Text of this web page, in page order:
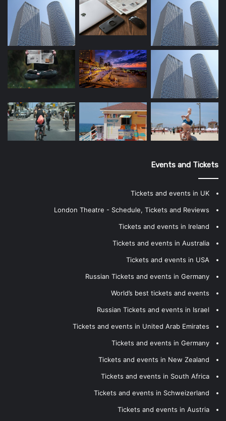
Events and Tickets
Tickets and events in UK
London Theatre - Schedule, Tickets and Reviews
Tickets and events in Ireland
Tickets and events in Australia
Tickets and events in USA
Russian Tickets and events in Germany
World’s best tickets and events
Russian Tickets and events in Israel
Tickets and events in United Arab Emirates
Tickets and events in Germany
Tickets and events in New Zealand
Tickets and events in South Africa
Tickets and events in Schweizerland
Tickets and events in Austria